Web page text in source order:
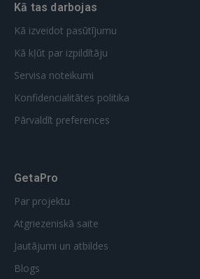
Kā tas darbojas
Kā izveidot pasūtījumu
Kā kļūt par izpildītāju
Servisa noteikumi
Konfidencialitātes politika
Pārvaldīt preferences
GetaPro
Par projektu
Atgriezeniskā saite
Jautājumi un atbildes
Blogs